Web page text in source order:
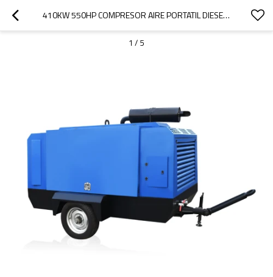
410KW 550HP COMPRESOR AIRE PORTATIL DIESEL ALQUILER DE EQUIPO DE REMOLQUE 7/8/10/13 BAR
1 / 5